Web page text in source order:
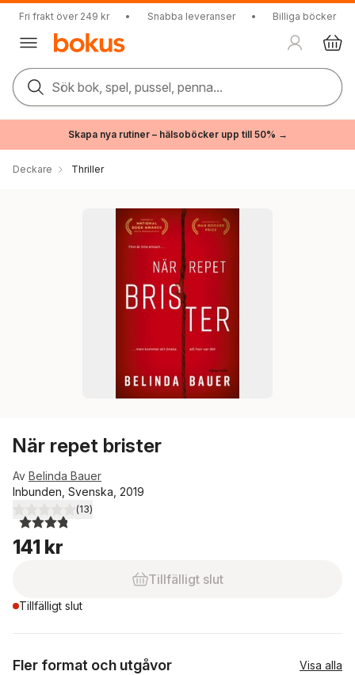
Fri frakt över 249 kr • Snabba leveranser • Billiga böcker
Sök bok, spel, pussel, penna...
Skapa nya rutiner – hälsoböcker upp till 50% →
Deckare Thriller
När repet brister
Av Belinda Bauer
Inbunden, Svenska, 2019
3,8utav 5 stjärnor. Totalt antal röster:
(13)
141 kr
Tillfälligt slut
Tillfälligt slut
Fler format och utgåvor Visa alla